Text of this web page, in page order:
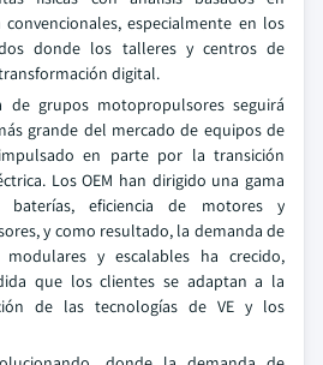
especialmente en los
donde los talleres y centros de
digital.
grupos motopropulsores seguirá
grande del mercado de equipos de
en parte por la transición
Los OEM han dirigido una gama
eficiencia de motores y
y como resultado, la demanda de
y escalables ha crecido,
que los clientes se adaptan a la
de las tecnologías de VE y los